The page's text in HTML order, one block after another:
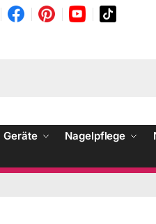
Geräte Nagelpflege